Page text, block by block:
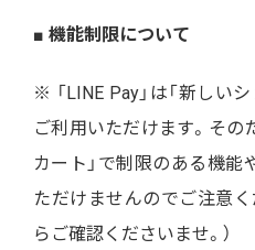
■ 機能制限について
※ 「LINE Pay」は「新しい
ご利用いただけます。その
カート」で制限のある機
ただけませんのでご注意く
らご確認くださいませ。）